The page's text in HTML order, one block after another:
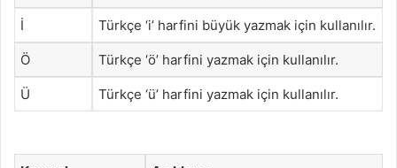
İ Türkçe ‘i’ harfini büyük yazmak için kullanılır.
Ö Türkçe ‘ö’ harfini yazmak için kullanılır.
Ü Türkçe ‘ü’ harfini yazmak için kullanılır.